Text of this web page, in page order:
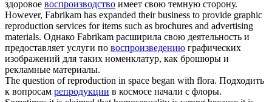
здоровое воспроизводство имеет свою темную сторону.
However, Fabrikam has expanded their business to provide graphic
reproduction services for items such as brochures and advertising
materials. Однако Fabrikam расширила свою деятельность и
предоставляет услуги по воспроизведению графических
изображений для таких номенклатур, как брошюры и
рекламные материалы.
The question ofreproduction in space began with flora. Подходить
к вопросам репродукции в космосе начали с флоры.